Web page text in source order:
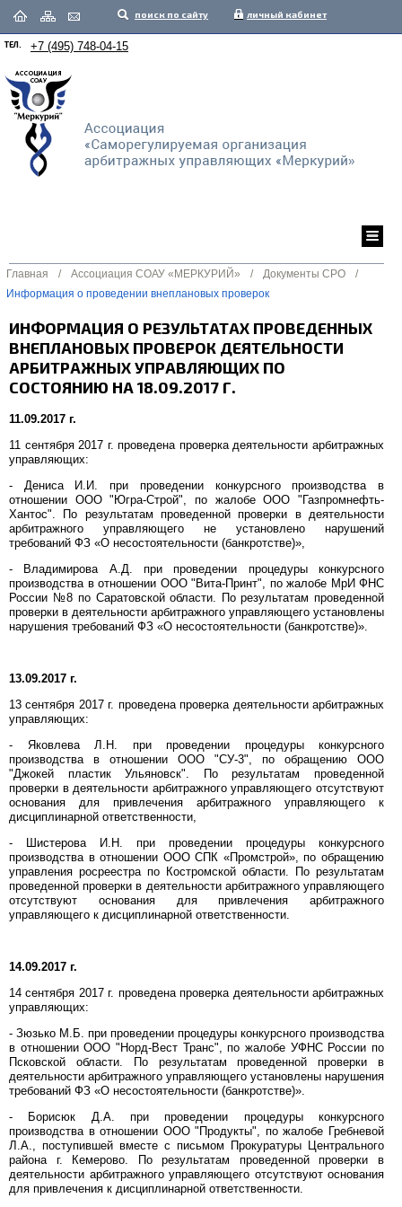
поиск по сайту личный кабинет
ТЕЛ. +7 (495) 748-04-15
Главная / Ассоциация СОАУ «МЕРКУРИЙ» / Документы СРО
/
Информация о проведении внеплановых проверок
ИНФОРМАЦИЯ О РЕЗУЛЬТАТАХ ПРОВЕДЕННЫХ
ВНЕПЛАНОВЫХ ПРОВЕРОК ДЕЯТЕЛЬНОСТИ
АРБИТРАЖНЫХ УПРАВЛЯЮЩИХ ПО
СОСТОЯНИЮ НА 18.09.2017 Г.
11.09.2017 г.
11 сентября 2017 г. проведена проверка деятельности арбитражных
управляющих:
- Дениса И.И. при проведении конкурсного производства в
отношении ООО "Югра-Строй", по жалобе ООО "Газпромнефть-
Хантос". По результатам проведенной проверки в деятельности
арбитражного управляющего не установлено нарушений
требований ФЗ «О несостоятельности (банкротстве)»,
- Владимирова А.Д. при проведении процедуры конкурсного
производства в отношении ООО "Вита-Принт", по жалобе МрИ ФНС
России №8 по Саратовской области. По результатам проведенной
проверки в деятельности арбитражного управляющего установлены
нарушения требований ФЗ «О несостоятельности (банкротстве)».
13.09.2017 г.
13 сентября 2017 г. проведена проверка деятельности арбитражных
управляющих:
- Яковлева Л.Н. при проведении процедуры конкурсного
производства в отношении ООО "СУ-3", по обращению ООО
"Джокей пластик Ульяновск". По результатам проведенной
проверки в деятельности арбитражного управляющего отсутствуют
основания для привлечения арбитражного управляющего к
дисциплинарной ответственности,
- Шистерова И.Н. при проведении процедуры конкурсного
производства в отношении ООО СПК «Промстрой», по обращению
управления росреестра по Костромской области. По результатам
проведенной проверки в деятельности арбитражного управляющего
отсутствуют основания для привлечения арбитражного
управляющего к дисциплинарной ответственности.
14.09.2017 г.
14 сентября 2017 г. проведена проверка деятельности арбитражных
управляющих:
- Зюзько М.Б. при проведении процедуры конкурсного производства
в отношении ООО "Норд-Вест Транс", по жалобе УФНС России по
Псковской области. По результатам проведенной проверки в
деятельности арбитражного управляющего установлены нарушения
требований ФЗ «О несостоятельности (банкротстве)».
- Борисюк Д.А. при проведении процедуры конкурсного
производства в отношении ООО "Продукты", по жалобе Гребневой
Л.А., поступившей вместе с письмом Прокуратуры Центрального
района г. Кемерово. По результатам проведенной проверки в
деятельности арбитражного управляющего отсутствуют основания
для привлечения к дисциплинарной ответственности.